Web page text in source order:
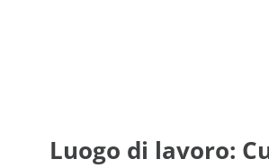
Luogo di lavoro: